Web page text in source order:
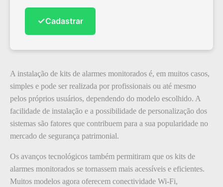
✓Cadastrar
A instalação de kits de alarmes monitorados é, em muitos casos,
simples e pode ser realizada por profissionais ou até mesmo
pelos próprios usuários, dependendo do modelo escolhido. A
facilidade de instalação e a possibilidade de personalização dos
sistemas são fatores que contribuem para a sua popularidade no
mercado de segurança patrimonial.
Os avanços tecnológicos também permitiram que os kits de
alarmes monitorados se tornassem mais acessíveis e eficientes.
Muitos modelos agora oferecem conectividade Wi-Fi,